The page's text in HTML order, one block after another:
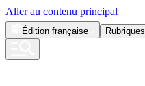
Aller au contenu principal
Édition française Rubriques